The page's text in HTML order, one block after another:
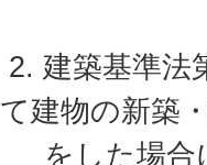
2. 建築基準法
て建物の新築
をした場合